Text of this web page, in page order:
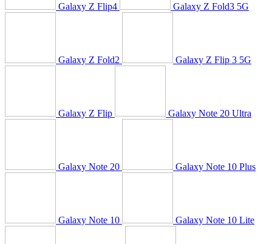
Galaxy Z Flip4 Galaxy Z Fold3 5G
Galaxy Z Fold2 Galaxy Z Flip 3 5G
Galaxy Z Flip Galaxy Note 20 Ultra
Galaxy Note 20 Galaxy Note 10 Plus
Galaxy Note 10 Galaxy Note 10 Lite